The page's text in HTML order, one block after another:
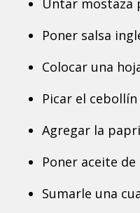
Untar mostaza
Poner salsa
Colocar una
Picar el
Agregar la
Poner aceite de
Sumarle una